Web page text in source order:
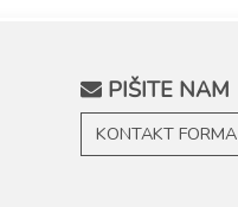
PIŠITE NAM
KONTAKT FORMA